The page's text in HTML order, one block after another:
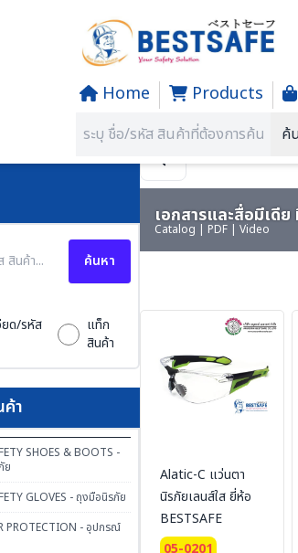
Home Products
ค้
SECTION 05 SAFETY EYEWEAR -
ค้นหา
ยด/รหัส
แท็ก
สินค้า
า
SHOES & BOOTS -
ย
GLOVES - ถุงมือนิรภัย
PROTECTION - อุปกรณ์
เอกสารและสื่อมีเดีย
Catalog | PDF | Video
Alatic-C แว่นตา
นิรภัยเลนส์ใส ยี่ห้อ
BESTSAFE